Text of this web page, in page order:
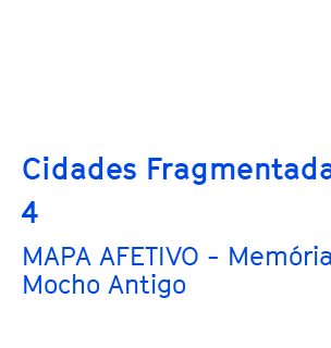
Cidades
4
MAPA AFETIVO -
Mocho Antigo